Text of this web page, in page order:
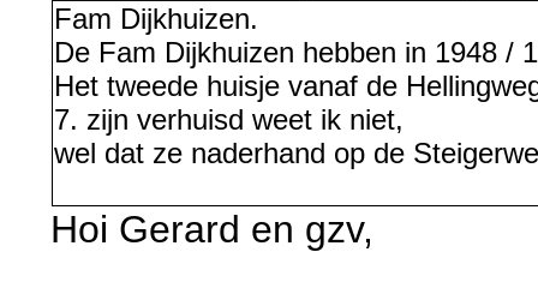
Fam Dijkhuizen.
De Fam Dijkhuizen hebben in 1948 /
Het tweede huisje vanaf de
7. zijn verhuisd weet ik niet,
wel dat ze naderhand op de
Hoi Gerard en gzv,